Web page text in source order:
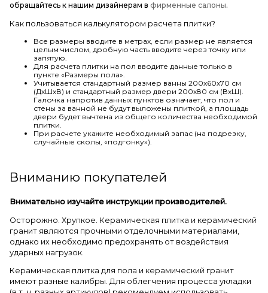
обращайтесь к нашим дизайнерам в фирменные салоны.
Как пользоваться калькулятором расчета плитки?
Все размеры вводите в метрах, если размер не является
целым числом, дробную часть вводите через точку или
запятую.
Для расчета плитки на пол вводите данные только в
пункте «Размеры пола».
Учитывается стандартный размер ванны 200х60х70 см
(ДхШхВ) и стандартный размер двери 200х80 см (ВхШ).
Галочка напротив данных пунктов означает, что пол и
стены за ванной не будут выложены плиткой, а площадь
двери будет вычтена из общего количества необходимой
плитки.
При расчете укажите необходимый запас (на подрезку,
случайные сколы, «подгонку»).
Вниманию покупателей
Внимательно изучайте инструкции производителей.
Осторожно. Хрупкое. Керамическая плитка и керамический
гранит являются прочными отделочными материалами,
однако их необходимо предохранять от воздействия
ударных нагрузок.
Керамическая плитка для пола и керамический гранит
имеют разные калибры. Для облегчения процесса укладки